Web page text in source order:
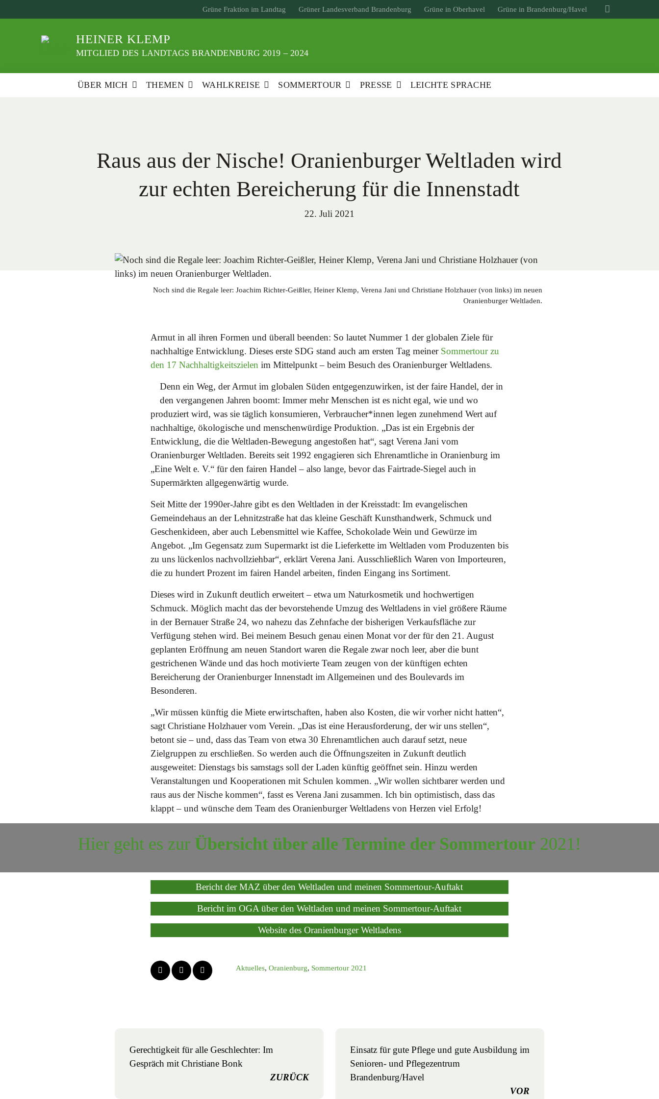
zum
Grüne Fraktion im Landtag Grüner Landesverband Brandenburg Grüne in Oberhavel Grüne in Brandenburg/Havel
HEINER KLEMP
MITGLIED DES LANDTAGS BRANDENBURG 2019 – 2024
ÜBER MICH THEMEN WAHLKREISE SOMMERTOUR PRESSE LEICHTE SPRACHE
Raus aus der Nische! Oranienburger Weltladen wird
zur echten Bereicherung für die Innenstadt
22. Juli 2021
Noch sind die Regale leer: Joachim Richter-Geißler, Heiner Klemp, Verena Jani und Christiane Holzhauer (von links) im neuen
Oranienburger Weltladen.
Armut in all ihren Formen und überall beenden: So lautet Nummer 1 der globalen Ziele für
nachhaltige Entwicklung. Dieses erste SDG stand auch am ersten Tag meiner Sommertour zu
den 17 Nachhaltigkeitszielen im Mittelpunkt – beim Besuch des Oranienburger Weltladens.
Denn ein Weg, der Armut im globalen Süden entgegenzuwirken, ist der faire Handel, der in
den vergangenen Jahren boomt: Immer mehr Menschen ist es nicht egal, wie und wo
produziert wird, was sie täglich konsumieren, Verbraucher*innen legen zunehmend Wert auf
nachhaltige, ökologische und menschenwürdige Produktion. „Das ist ein Ergebnis der
Entwicklung, die die Weltladen-Bewegung angestoßen hat“, sagt Verena Jani vom
Oranienburger Weltladen. Bereits seit 1992 engagieren sich Ehrenamtliche in Oranienburg im
„Eine Welt e. V.“ für den fairen Handel – also lange, bevor das Fairtrade-Siegel auch in
Supermärkten allgegenwärtig wurde.
Seit Mitte der 1990er-Jahre gibt es den Weltladen in der Kreisstadt: Im evangelischen
Gemeindehaus an der Lehnitzstraße hat das kleine Geschäft Kunsthandwerk, Schmuck und
Geschenkideen, aber auch Lebensmittel wie Kaffee, Schokolade Wein und Gewürze im
Angebot. „Im Gegensatz zum Supermarkt ist die Lieferkette im Weltladen vom Produzenten bis
zu uns lückenlos nachvollziehbar“, erklärt Verena Jani. Ausschließlich Waren von Importeuren,
die zu hundert Prozent im fairen Handel arbeiten, finden Eingang ins Sortiment.
Dieses wird in Zukunft deutlich erweitert – etwa um Naturkosmetik und hochwertigen
Schmuck. Möglich macht das der bevorstehende Umzug des Weltladens in viel größere Räume
in der Bernauer Straße 24, wo nahezu das Zehnfache der bisherigen Verkaufsfläche zur
Verfügung stehen wird. Bei meinem Besuch genau einen Monat vor der für den 21. August
geplanten Eröffnung am neuen Standort waren die Regale zwar noch leer, aber die bunt
gestrichenen Wände und das hoch motivierte Team zeugen von der künftigen echten
Bereicherung der Oranienburger Innenstadt im Allgemeinen und des Boulevards im
Besonderen.
„Wir müssen künftig die Miete erwirtschaften, haben also Kosten, die wir vorher nicht hatten“,
sagt Christiane Holzhauer vom Verein. „Das ist eine Herausforderung, der wir uns stellen“,
betont sie – und, dass das Team von etwa 30 Ehrenamtlichen auch darauf setzt, neue
Zielgruppen zu erschließen. So werden auch die Öffnungszeiten in Zukunft deutlich
ausgeweitet: Dienstags bis samstags soll der Laden künftig geöffnet sein. Hinzu werden
Veranstaltungen und Kooperationen mit Schulen kommen. „Wir wollen sichtbarer werden und
raus aus der Nische kommen“, fasst es Verena Jani zusammen. Ich bin optimistisch, dass das
klappt – und wünsche dem Team des Oranienburger Weltladens von Herzen viel Erfolg!
Hier geht es zur Übersicht über alle Termine der Sommertour 2021!
Bericht der MAZ über den Weltladen und meinen Sommertour-Auftakt
Bericht im OGA über den Weltladen und meinen Sommertour-Auftakt
Website des Oranienburger Weltladens
Aktuelles, Oranienburg, Sommertour 2021
Gerechtigkeit für alle Geschlechter: Im
Gespräch mit Christiane Bonk
ZURÜCK
Einsatz für gute Pflege und gute Ausbildung im
Senioren- und Pflegezentrum
Brandenburg/Havel
VOR